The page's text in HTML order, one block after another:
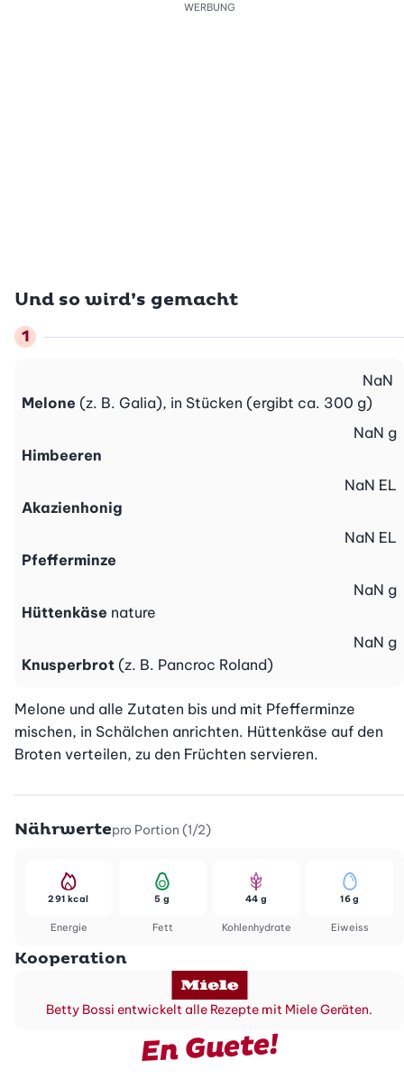
Und so wird’s gemacht
Melone (z. B. Galia), in Stücken (ergibt ca. 300 g)
NaN
Himbeeren
NaN g
Akazienhonig
NaN EL
Pfefferminze
NaN EL
Hüttenkäse nature
NaN g
Knusperbrot (z. B. Pancroc Roland)
NaN g
Melone und alle Zutaten bis und mit Pfefferminze
mischen, in Schälchen anrichten. Hüttenkäse auf den
Broten verteilen, zu den Früchten servieren.
WERBUNG
Nährwertepro Portion (1/2)
Energie
291 kcal
Fett
5 g
Kohlenhydrate
44 g
Eiweiss
16 g
Kooperation
Betty Bossi entwickelt alle Rezepte mit Miele Geräten.
En Guete!